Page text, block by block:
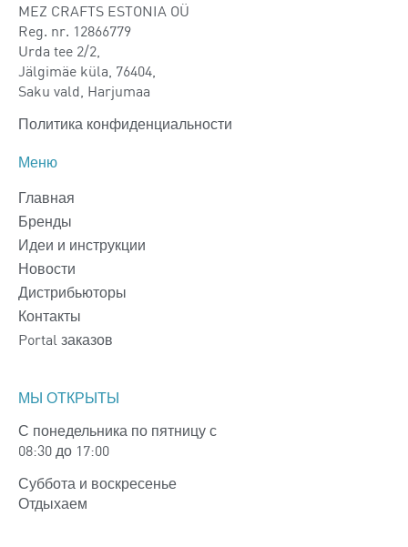
MEZ CRAFTS ESTONIA OÜ
Reg. nr. 12866779
Urda tee 2/2,
Jälgimäe küla, 76404,
Saku vald, Harjumaa
Политика конфиденциальности
Меню
Главная
Бренды
Идеи и инструкции
Новости
Дистрибьюторы
Контакты
Portal заказов
МЫ ОТКРЫТЫ
С понедельника по пятницу с
08:30 до 17:00
Суббота и воскресенье
Отдыхаем